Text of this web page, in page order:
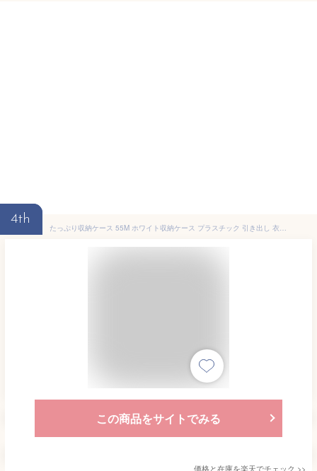
4th
たっぷり収納ケース 55M ホワイト収納ケース プラスチック 引き出し 衣装ケース クローゼット クローゼット収納 収納ボックス 天馬
この商品をサイトでみる
価格と在庫を楽天でチェック >>